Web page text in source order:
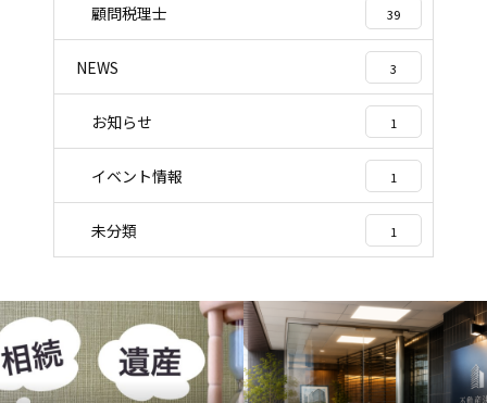
顧問税理士 39
NEWS 3
お知らせ 1
イベント情報 1
未分類 1